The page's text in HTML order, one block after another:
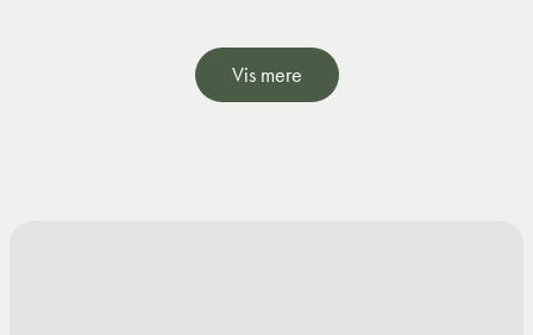
Materialet består af forskellige mineraler og stenmel,
som sammenpresses under højt tryk og efterfølgende
Vis mere